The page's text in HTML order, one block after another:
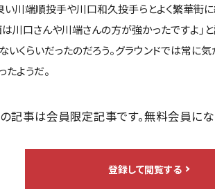
川端順投手や川口和久投手らとよく繁華街に
川口さんや川端さんの方が強かったですよ」
いくらいだったのだろう。グラウンドでは常に
ようだ。